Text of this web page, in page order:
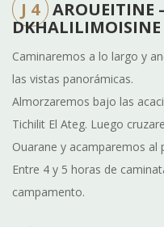
J 4 AROUEITINE
DKHALILIMOISINE
Caminaremos a lo largo y
las vistas panorámicas.
Almorzaremos bajo las
Tichilit El Ateg. Luego
Ouarane y acamparemos al
Entre 4 y 5 horas de
campamento.